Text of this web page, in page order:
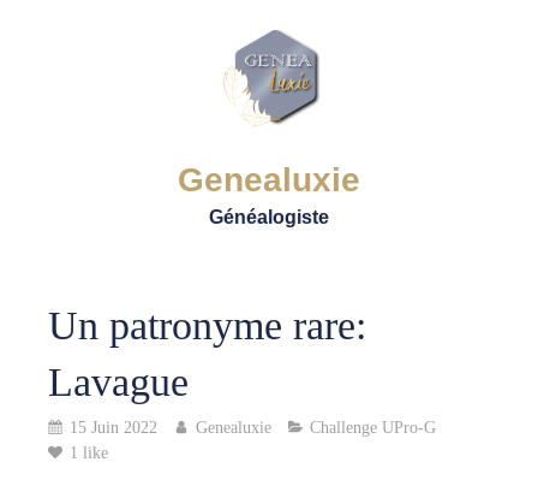
Genealuxie
Généalogiste
Un patronyme rare:
Lavague
15 Juin 2022 Genealuxie
Challenge UPro-G
1 like